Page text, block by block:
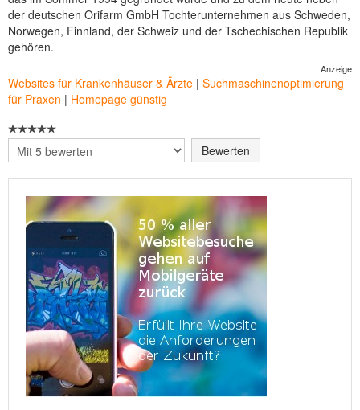
der deutschen Orifarm GmbH Tochterunternehmen aus Schweden,
Norwegen, Finnland, der Schweiz und der Tschechischen Republik
gehören.
Anzeige
Websites für Krankenhäuser & Ärzte | Suchmaschinenoptimierung
für Praxen | Homepage günstig
Bitte
bewerten